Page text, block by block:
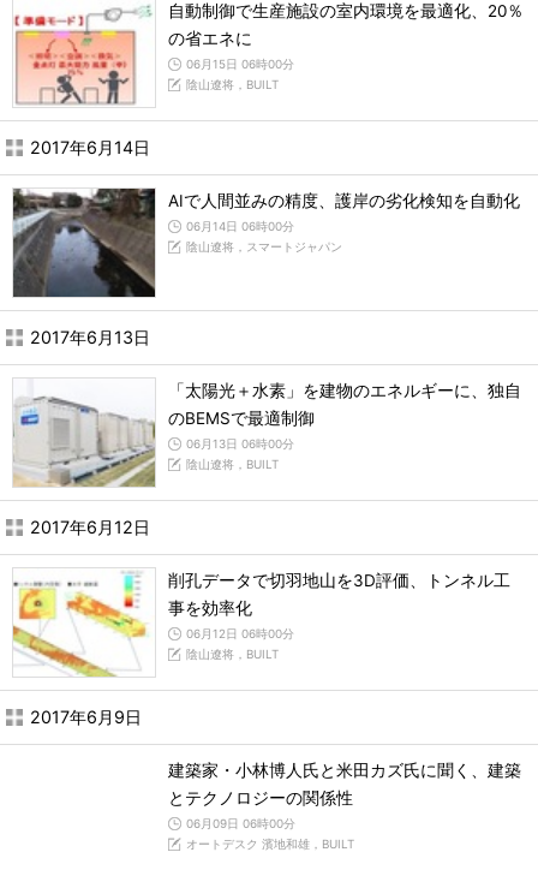
自動制御で生産施設の室内環境を最適化、20％
の省エネに
06月15日 06時00分
陰山遼将，BUILT
2017年6月14日
AIで人間並みの精度、護岸の劣化検知を自動化
06月14日 06時00分
陰山遼将，スマートジャパン
2017年6月13日
「太陽光＋水素」を建物のエネルギーに、独自
のBEMSで最適制御
06月13日 06時00分
陰山遼将，BUILT
2017年6月12日
削孔データで切羽地山を3D評価、トンネル工
事を効率化
06月12日 06時00分
陰山遼将，BUILT
2017年6月9日
建築家・小林博人氏と米田カズ氏に聞く、建築
とテクノロジーの関係性
06月09日 06時00分
オートデスク 濱地和雄，BUILT